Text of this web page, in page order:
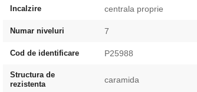
Incalzire centrala proprie
Numar niveluri 7
Cod de identificare P25988
Structura de
rezistenta
caramida